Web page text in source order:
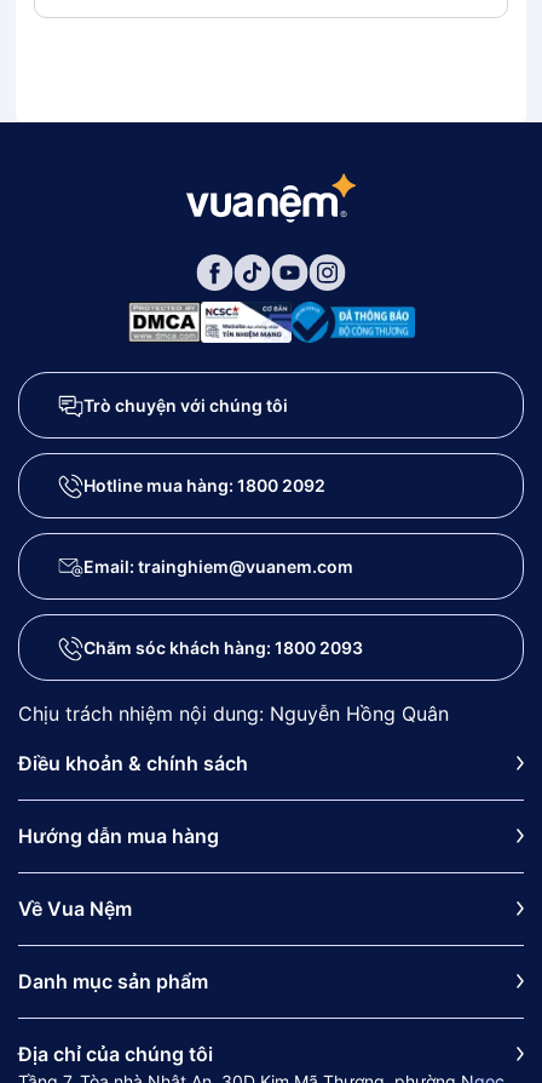
Trò chuyện với chúng tôi
Hotline mua hàng: 1800 2092
Email: trainghiem@vuanem.com
Chăm sóc khách hàng: 1800 2093
Chịu trách nhiệm nội dung: Nguyễn Hồng Quân
Điều khoản & chính sách
Hướng dẫn mua hàng
Về Vua Nệm
Danh mục sản phẩm
Địa chỉ của chúng tôi